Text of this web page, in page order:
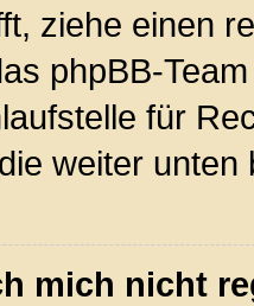
ziehe einen
phpBB-
für
weiter unten
mich nicht